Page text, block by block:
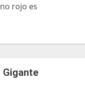
rojo es
Gigante